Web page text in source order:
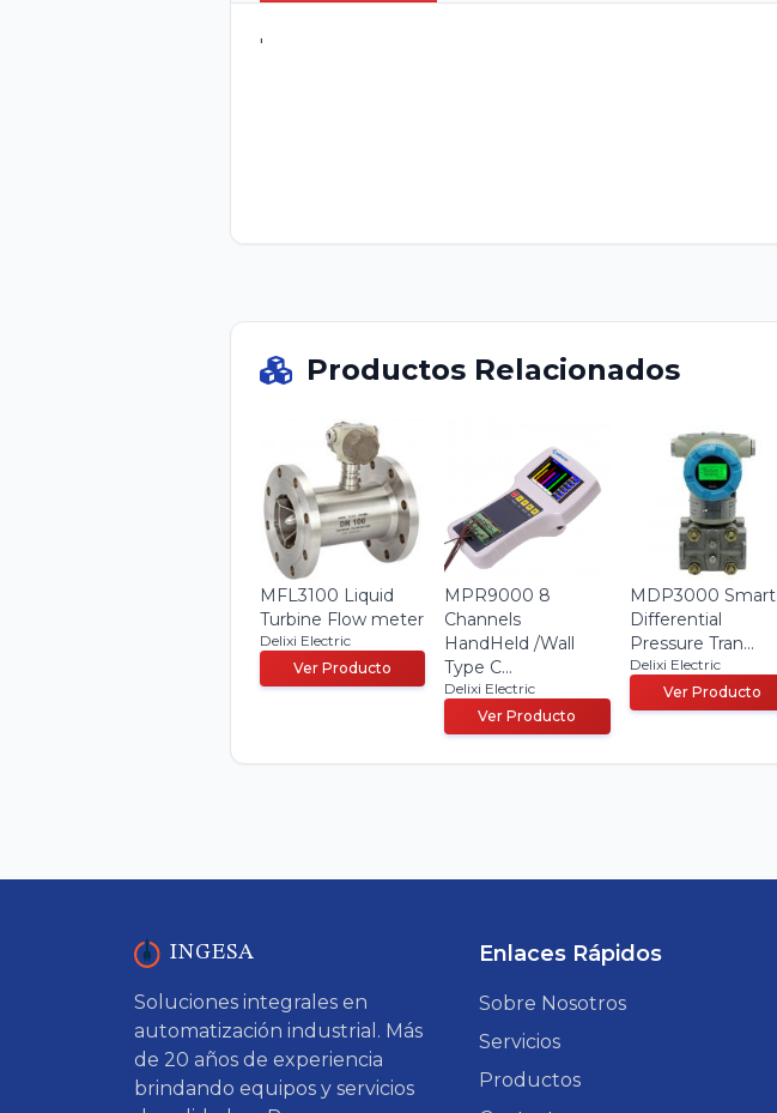
'
Productos Relacionados
MFL3100 Liquid
Turbine Flow meter
Delixi Electric
Ver Producto
MPR9000 8
Channels
HandHeld /Wall
Type C...
Delixi Electric
Ver Producto
MDP3000 Smart
Differential
Pressure Tran...
Delixi Electric
Ver Producto
INGESA
Soluciones integrales en
automatización industrial. Más
de 20 años de experiencia
brindando equipos y servicios
Enlaces Rápidos
Sobre Nosotros
Servicios
Productos